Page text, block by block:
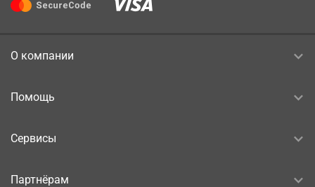
О компании
Помощь
Сервисы
Партнёрам